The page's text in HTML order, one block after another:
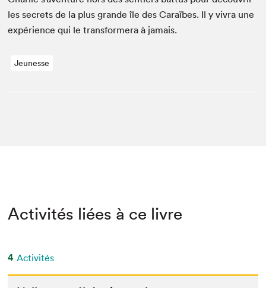
les secrets de la plus grande île des Caraïbes. Il y vivra une
expéri­ence qui le trans­formera à jamais.
Jeunesse
Activités liées à ce livre
4 Activités